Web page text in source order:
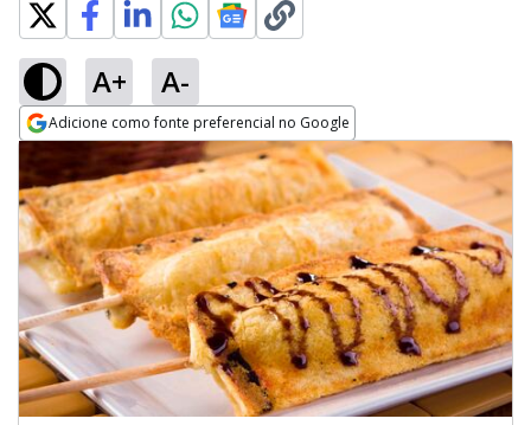
A+ A-
Adicione como fonte preferencial no Google
Opens in new window